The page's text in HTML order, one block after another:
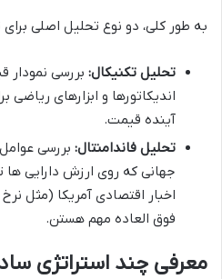
به طور کلی، دو نوع تحلیل اصلی برای
تحلیل تکنیکال: بررسی نمودار
اندیکاتورها و ابزارهای
آینده قیمت.
تحلیل فاندامنتال: بررسی
جهانی که روی ارزش دارایی ها
اخبار اقتصادی آمریکا (مثل
فوق العاده مهم هستن.
معرفی چند استراتژی